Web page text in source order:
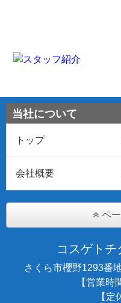
当社について
トップ
会社概要
ペ
コスゲト
さくら市櫻野1293番
【営業時
【